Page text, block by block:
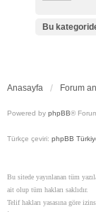
Bu
Anasayfa Forum
Powered by phpBB®
Türkçe çeviri: phpBB
Bu sitede yayınlanan tüm
ait olup tüm hakları saklıdır.
Telif hakları yasasına göre